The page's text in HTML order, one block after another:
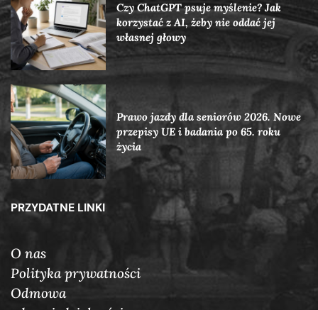
Czy ChatGPT psuje myślenie? Jak
korzystać z AI, żeby nie oddać jej
własnej głowy
Prawo jazdy dla seniorów 2026. Nowe
przepisy UE i badania po 65. roku
życia
PRZYDATNE LINKI
O nas
Polityka prywatności
Odmowa